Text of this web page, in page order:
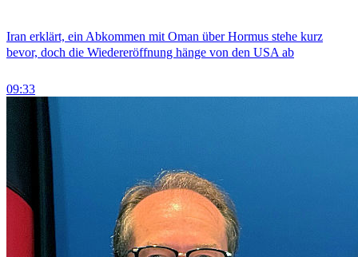
Iran erklärt, ein Abkommen mit Oman über Hormus stehe kurz
bevor, doch die Wiedereröffnung hänge von den USA ab
09:33